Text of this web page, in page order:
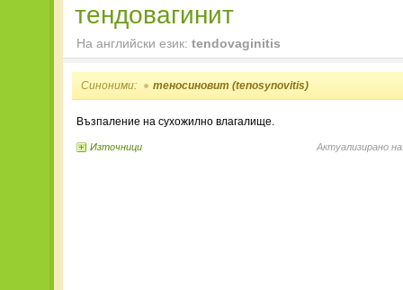
тендовагинит
На английски език: tendovaginitis
Синоними: теносиновит (tenosynovitis)
Възпаление на сухожилно влагалище.
Източници Актуализирано